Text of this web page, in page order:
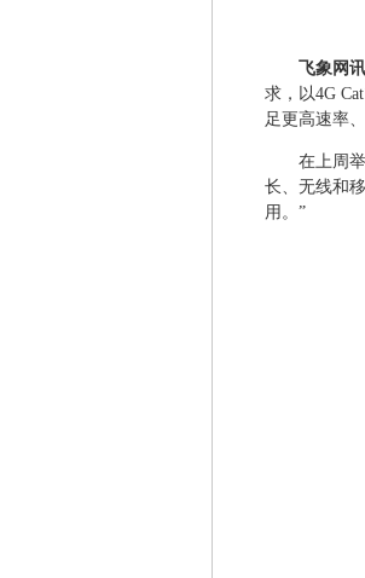
飞象网讯
求，以4G
足更高速率
在上周
长、无线和
用。”